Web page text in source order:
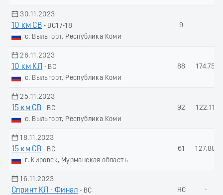
30.11.2023
10 км СВ - ВС17-18
с. Выльгорт, Республика Коми
9 -
26.11.2023
10 км КЛ
- ВС
с. Выльгорт, Республика Коми
88 174.75
25.11.2023
15 км СВ - ВС
с. Выльгорт, Республика Коми
92 122.11
18.11.2023
15 км СВ - ВС
г. Кировск, Мурманская область
61 127.88
16.11.2023
Спринт КЛ - Финал - ВС
НС -